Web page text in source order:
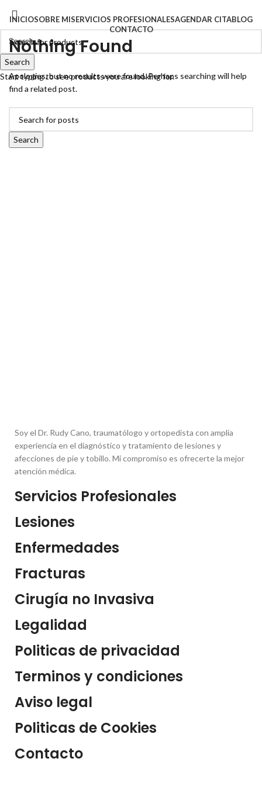
INICIOSOBRE MISERVICIOS PROFESIONALESAGENDAR CITABLOG
CONTACTO
Search
Menu
Nothing Found
Apologies, but no results were found. Perhaps searching will help
find a related post.
Search
Soy el Dr. Rudy Cano, traumatólogo y ortopedista con amplia
experiencia en el diagnóstico y tratamiento de lesiones y
afecciones de pie y tobillo. Mi compromiso es ofrecerte la mejor
atención médica.
Servicios Profesionales
Lesiones
Enfermedades
Fracturas
Cirugía no Invasiva
Legalidad
Politicas de privacidad
Terminos y condiciones
Aviso legal
Politicas de Cookies
Contacto
Search
Start typing to see products you are looking for.